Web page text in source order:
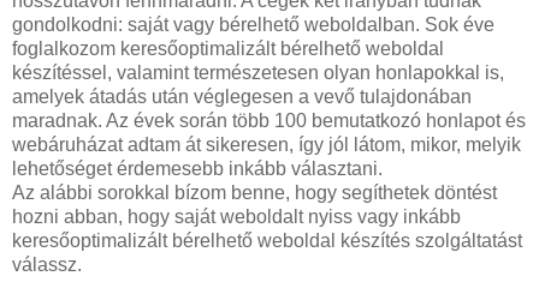
gondolkodni: saját vagy bérelhető weboldalban. Sok éve
foglalkozom keresőoptimalizált bérelhető weboldal
készítéssel, valamint természetesen olyan honlapokkal is,
amelyek átadás után véglegesen a vevő tulajdonában
maradnak. Az évek során több 100 bemutatkozó honlapot és
webáruházat adtam át sikeresen, így jól látom, mikor, melyik
lehetőséget érdemesebb inkább választani.
Az alábbi sorokkal bízom benne, hogy segíthetek döntést
hozni abban, hogy saját weboldalt nyiss vagy inkább
keresőoptimalizált bérelhető weboldal készítés szolgáltatást
válassz.